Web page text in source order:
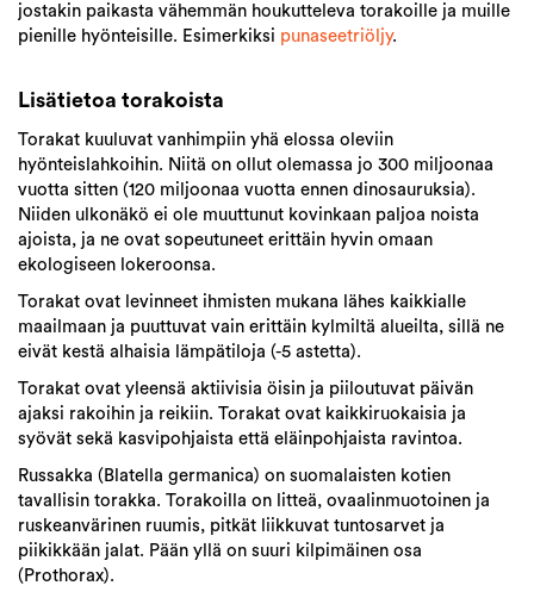
jostakin paikasta vähemmän houkutteleva torakoille ja muille
pienille hyönteisille. Esimerkiksi punaseetriöljy.
Lisätietoa torakoista
Torakat kuuluvat vanhimpiin yhä elossa oleviin
hyönteislahkoihin. Niitä on ollut olemassa jo 300 miljoonaa
vuotta sitten (120 miljoonaa vuotta ennen dinosauruksia).
Niiden ulkonäkö ei ole muuttunut kovinkaan paljoa noista
ajoista, ja ne ovat sopeutuneet erittäin hyvin omaan
ekologiseen lokeroonsa.
Torakat ovat levinneet ihmisten mukana lähes kaikkialle
maailmaan ja puuttuvat vain erittäin kylmiltä alueilta, sillä ne
eivät kestä alhaisia lämpätiloja (-5 astetta).
Torakat ovat yleensä aktiivisia öisin ja piiloutuvat päivän
ajaksi rakoihin ja reikiin. Torakat ovat kaikkiruokaisia ja
syövät sekä kasvipohjaista että eläinpohjaista ravintoa.
Russakka (Blatella germanica) on suomalaisten kotien
tavallisin torakka. Torakoilla on litteä, ovaalinmuotoinen ja
ruskeanvärinen ruumis, pitkät liikkuvat tuntosarvet ja
piikikkään jalat. Pään yllä on suuri kilpimäinen osa
(Prothorax).